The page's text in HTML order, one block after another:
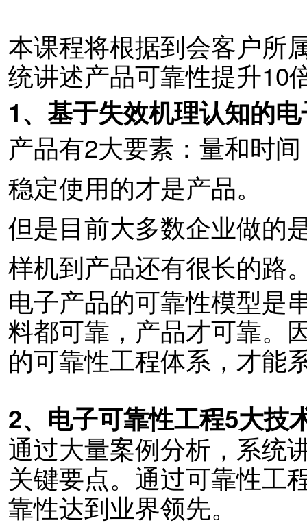
本课程将根据到会客户所
统讲述产品可靠性提升10
1、基于失效机理认知的
产品有2大要素：量和时
稳定使用的才是产品。
但是目前大多数企业做的
样机到产品还有很长的路
电子产品的可靠性模型是
料都可靠，产品才可靠。
的可靠性工程体系，才
2、电子可靠性工程5大技
通过大量案例分析，系统
关键要点。通过可靠性工
靠性达到业界领先。